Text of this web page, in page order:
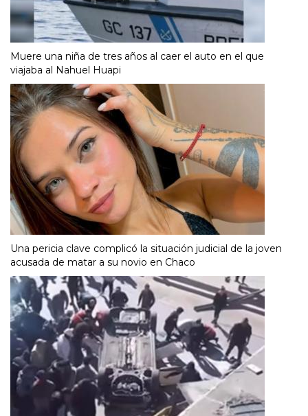
Muere una niña de tres años al caer el auto en el que
viajaba al Nahuel Huapi
Una pericia clave complicó la situación judicial de la joven
acusada de matar a su novio en Chaco